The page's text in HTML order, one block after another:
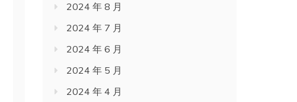
2024 年 8 月
2024 年 7 月
2024 年 6 月
2024 年 5 月
2024 年 4 月